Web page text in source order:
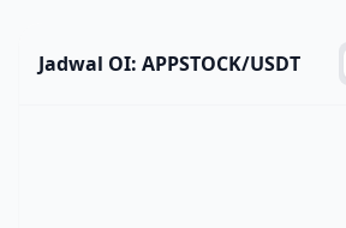
Jadwal OI: APPSTOCK/USDT